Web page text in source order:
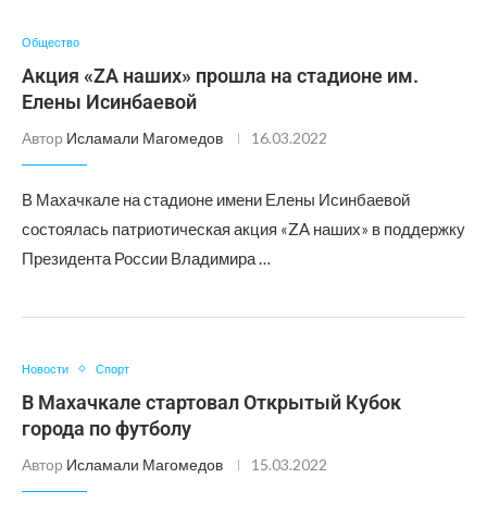
Общество
Акция «ZA наших» прошла на стадионе им.
Елены Исинбаевой
Автор Исламали Магомедов 16.03.2022
В Махачкале на стадионе имени Елены Исинбаевой
состоялась патриотическая акция «ZA наших» в поддержку
Президента России Владимира …
Новости Спорт
В Махачкале стартовал Открытый Кубок
города по футболу
Автор Исламали Магомедов 15.03.2022